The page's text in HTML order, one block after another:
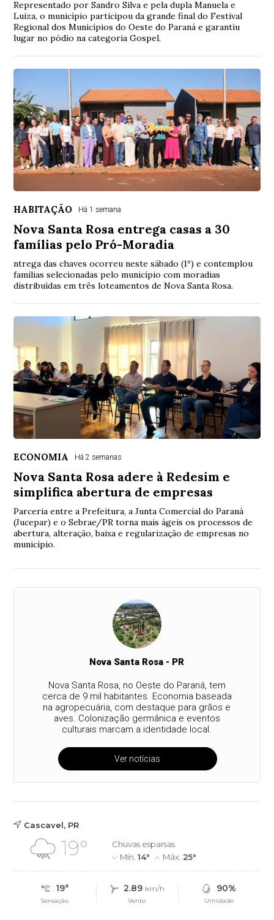
Representado por Sandro Silva e pela dupla Manuela e
Luiza, o município participou da grande final do Festival
Regional dos Municípios do Oeste do Paraná e garantiu
lugar no pódio na categoria Gospel.
HABITAÇÃO Há 1 semana
Nova Santa Rosa entrega casas a 30
famílias pelo Pró-Moradia
ntrega das chaves ocorreu neste sábado (1º) e contemplou
famílias selecionadas pelo município com moradias
distribuídas em três loteamentos de Nova Santa Rosa.
ECONOMIA Há 2 semanas
Nova Santa Rosa adere à Redesim e
simplifica abertura de empresas
Parceria entre a Prefeitura, a Junta Comercial do Paraná
(Jucepar) e o Sebrae/PR torna mais ágeis os processos de
abertura, alteração, baixa e regularização de empresas no
município.
Nova Santa Rosa - PR
Nova Santa Rosa, no Oeste do Paraná, tem
cerca de 9 mil habitantes. Economia baseada
na agropecuária, com destaque para grãos e
aves. Colonização germânica e eventos
culturais marcam a identidade local.
Ver notícias
Cascavel, PR
19°
Chuvas esparsas
Mín.14° Máx. 25°
19°
Sensação
2.89 km/h
Vento
90%
Umidade